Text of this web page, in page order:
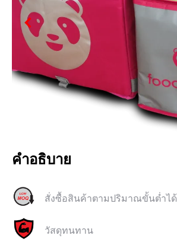
คำอธิบาย
สั่งซื้อสินค้าตามปริมาณขั้นต่ำได้
วัสดุทนทาน